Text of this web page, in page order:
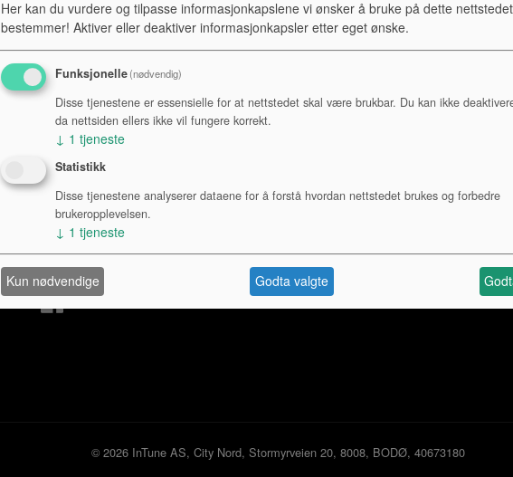
Fargefilter
Følg oss
© 2026 InTune AS, City Nord, Stormyrveien 20, 8008, BODØ, 40673180
Her kan du vurdere og tilpasse informasjonkapslene vi ønsker å bruke på dette
bestemmer! Aktiver eller deaktiver informasjonkapsler etter eget ønske.
Funksjonelle(nødvendig)
Disse tjenestene er essensielle for at nettstedet skal være brukbar. Du kan ikke
da nettsiden ellers ikke vil fungere korrekt.
↓ 1 tjeneste
Statistikk
Disse tjenestene analyserer dataene for å forstå hvordan nettstedet brukes og forbedre
brukeropplevelsen.
↓ 1 tjeneste
Kun nødvendige Godta valgte